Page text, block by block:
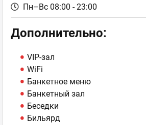
Пн–Вс 08:00 - 23:00
Дополнительно:
VIP-зал
WiFi
Банкетное меню
Банкетный зал
Беседки
Бильярд